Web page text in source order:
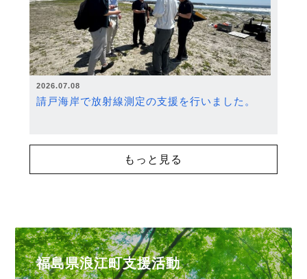
2026.07.08
請戸海岸で放射線測定の支援を行いました。
もっと見る
福島県浪江町支援活動